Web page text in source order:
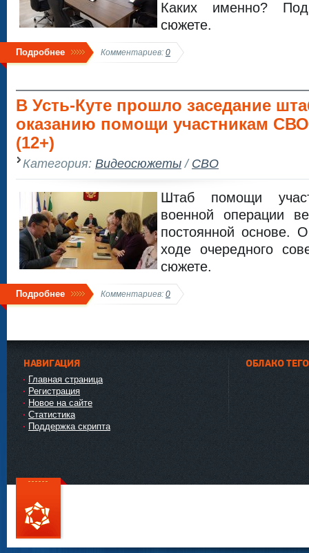
Каких именно?
сюжете.
Подробнее Комментариев: 0
В Усть-Куте прошло заседание
оказанию помощи участникам
(12+)
Категория: Видеосюжеты/СВО
Штаб помощи
военной операции
постоянной основе.
ходе очередного
сюжете.
Подробнее Комментариев: 0
НАВИГАЦИЯ
Главная страница
Регистрация
Новое на сайте
Статистика
Поддержка скрипта
ОБЛАКО
111